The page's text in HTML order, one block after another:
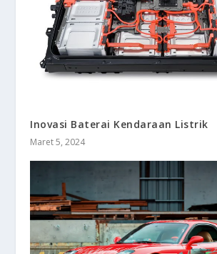
Inovasi Baterai Kendaraan Listrik
Maret 5, 2024